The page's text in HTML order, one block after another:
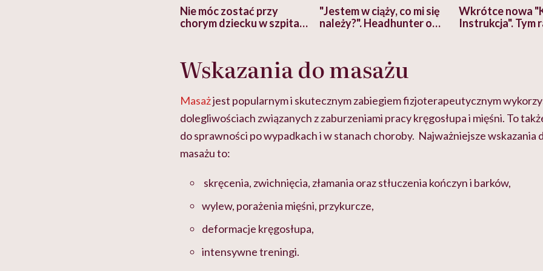
Nie móc zostać przy
chorym dziecku w szpitalu
głupota i brak wyobraźni"
"Jestem w ciąży, co mi się
należy?". Headhunter o
Wkrótce nowa
Instrukcja". Tym
Wskazania do masażu
Masażjest popularnym i skutecznym zabiegiem fizjoterapeutycznym
dolegliwościach związanych z zaburzeniami pracy kręgosłupa i mięśni. To
do sprawności po wypadkach i w stanach choroby. Najważniejsze wskazania
masażu to:
skręcenia, zwichnięcia, złamania oraz stłuczenia kończyn i barków,
wylew, porażenia mięśni, przykurcze,
deformacje kręgosłupa,
intensywne treningi.